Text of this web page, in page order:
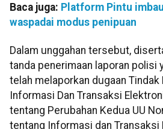
Baca juga: Platform Pintu
waspadai modus penipuan
Dalam unggahan tersebut,
tanda penerimaan laporan polisi
telah melaporkan dugaan Tindak
Informasi Dan Transaksi
tentang Perubahan Kedua UU
tentang Informasi dan Transaksi